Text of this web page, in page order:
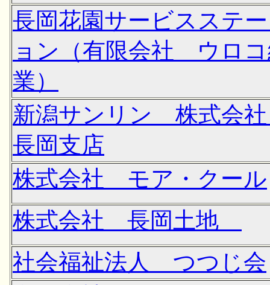
長岡花園サービスステ
ョン（有限会社 ウロ
業）
新潟サンリン 株式会
長岡支店
株式会社 モア・クール
株式会社 長岡土地
社会福祉法人 つつじ会